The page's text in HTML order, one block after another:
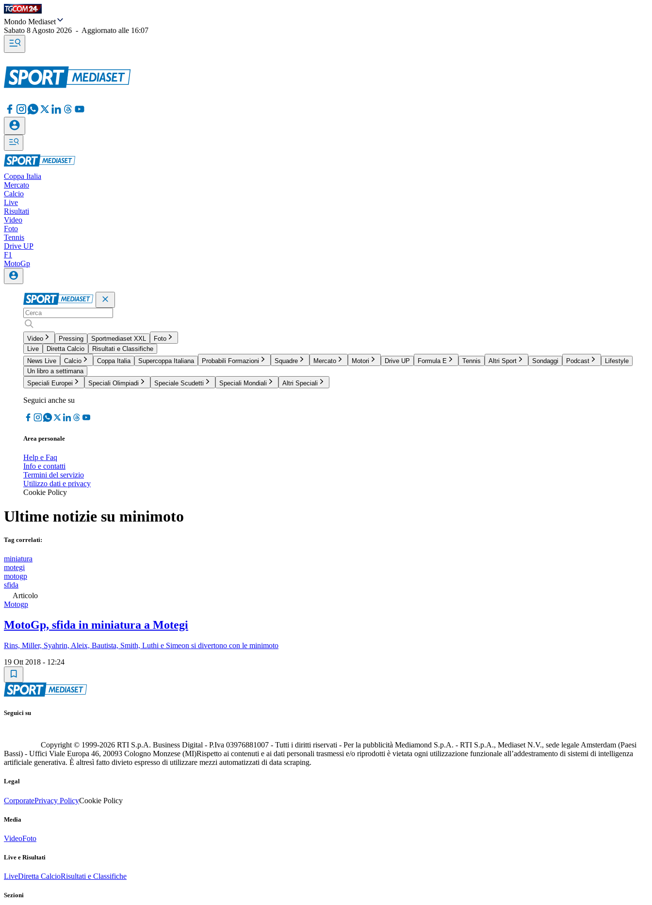
Mondo Mediaset
Sabato 8 Agosto 2026 - Aggiornato alle 16:07
Coppa Italia
Mercato
Calcio
Live
Risultati
Video
Foto
Tennis
Drive UP
F1
MotoGp
Video Pressing Sportmediaset XXL
Foto
Live
Diretta Calcio
Risultati e Classifiche
News Live
Calcio Coppa Italia Supercoppa Italiana Probabili Formazioni Squadre Mercato Motori Drive UP Formula E Tennis Altri Sport Sondaggi Podcast
Lifestyle
Un libro a settimana
Speciali Europei
Speciali Olimpiadi Speciale Scudetti Speciali Mondiali Altri Speciali
Seguici anche su
Area personale
Help e Faq
Info e contatti
Termini del servizio
Utilizzo dati e privacy
Cookie Policy
Ultime notizie su minimoto
Tag correlati:
miniatura
motegi
motogp
sfida
Articolo
Motogp
MotoGp, sfida in miniatura a Motegi
Rins, Miller, Syahrin, Aleix, Bautista, Smith, Luthi e Simeon si divertono con le minimoto
19 Ott 2018 - 12:24
Seguici su
Copyright © 1999-2026 RTI S.p.A. Business Digital - P.Iva 03976881007 - Tutti i diritti riservati - Per la pubblicità Mediamond S.p.A. - RTI S.p.A., Mediaset N.V., sede legale Amsterdam (Paesi
Bassi) - Uffici Viale Europa 46, 20093 Cologno Monzese (MI)Rispetto ai contenuti e ai dati personali trasmessi e/o riprodotti è vietata ogni utilizzazione funzionale all’addestramento di sistemi di intelligenza
artificiale generativa. È altresì fatto divieto espresso di utilizzare mezzi automatizzati di data scraping.
Legal
CorporatePrivacy PolicyCookie Policy
Media
VideoFoto
Live e Risultati
LiveDiretta CalcioRisultati e Classifiche
Sezioni